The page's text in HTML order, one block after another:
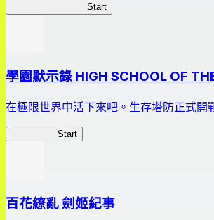
Start
學園默示錄 HIGH SCHOOL OF
在極限世界中活下來吧。生存塔防正式開
Start
百花繚亂 劍姬紀事